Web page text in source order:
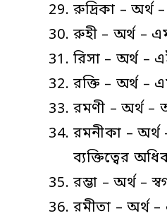
রুদ্রিকা – অর্থ
রুহী – অর্থ –
রিসা – অর্থ –
রক্তি – অর্থ –
রমণী – অর্থ
রমনীকা –
ব্যক্তিত্বের
রম্ভা – অর্থ –
রমীতা – অর্থ